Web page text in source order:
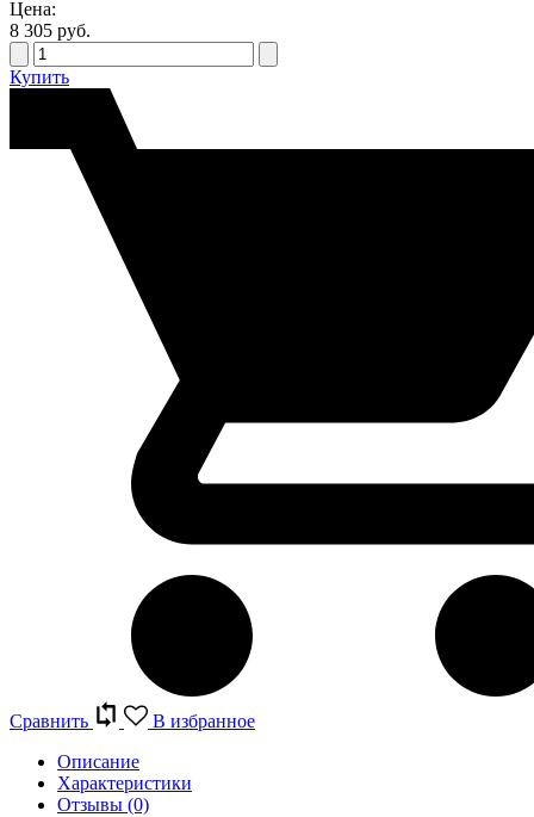
Цена:
8 305 руб.
Купить
Сравнить
В избранное
Описание
Характеристики
Отзывы (0)